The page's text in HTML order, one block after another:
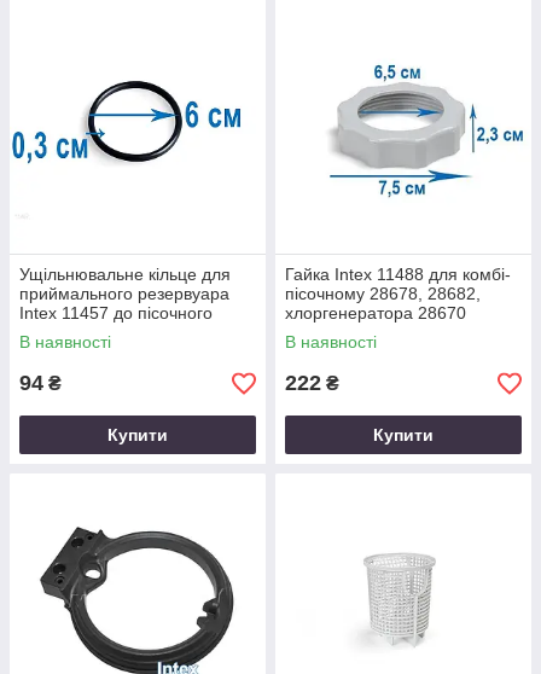
Ущільнювальне кільце для
приймального резервуара
Intex 11457 до пісочного
насоса 26646, 26648, 26652,
28646, 2864
В наявності
94 ₴
Купити
Гайка Intex 11488 для комбі-
пісочному 28678, 28682,
хлоргенератора 28670
В наявності
222 ₴
Купити